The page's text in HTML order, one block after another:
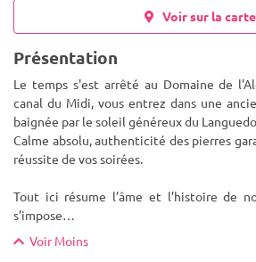
Voir sur la carte
Présentation
Le temps s'est arrêté au Domaine de
canal du Midi, vous entrez dans une
baignée par le soleil généreux du
Calme absolu, authenticité des pierres
réussite de vos soirées.
Tout ici résume l’âme et l’histoire de
s’impose…
Voir Moins